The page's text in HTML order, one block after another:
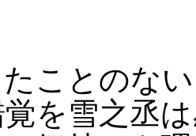
ことのな
を雪之丞